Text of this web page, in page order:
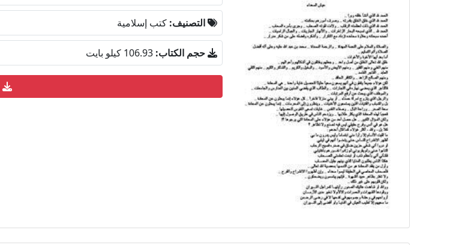
التصنيف: كتب إسلامية
حجم الكتاب: 106.93 كيلو بايت